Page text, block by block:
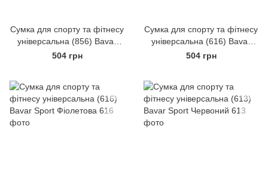
Сумка для спорту та фітнесу
універсальна (856) Bavar
Sport
504 грн
Сумка для спорту та фітнесу
універсальна (616) Bavar
Sport Червона
504 грн